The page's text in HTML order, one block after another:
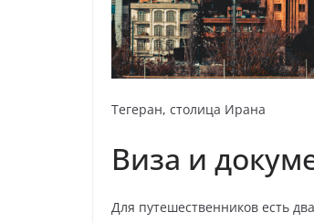
Тегеран, столица Ирана
Виза и
Для путешественников есть